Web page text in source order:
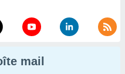
mail